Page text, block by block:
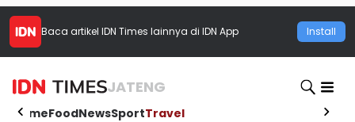
Baca artikel IDN Times lainnya di IDN App Install
JATENG
HomeFoodNewsSportTravel